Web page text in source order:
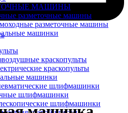
МАШИНЫ
разметочные машины
разметочные машины
машинки
краскопульты
краскопульты
машинки
шлифмашинки
шлифмашинки
шлифмашинки